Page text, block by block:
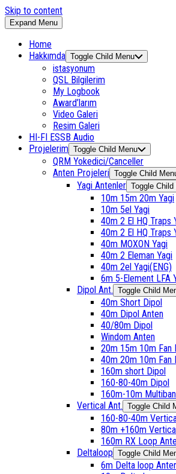
Skip to content
Expand Menu
Home
Hakkımda Toggle Child Menu
istasyonum
QSL Bilgilerim
My Logbook
Award’larım
Video Galeri
Resim Galeri
HI-FI ESSB Audio
Projelerim Toggle Child Menu
QRM Yokedici/Canceller
Anten Projeleri Toggle Child
Yagi Antenler Toggle Child
10m 15m 20m Yagi
10m 5el Yagi
40m 2 El HQ Traps
40m 2 El HQ Traps
40m MOXON Yagi
40m 2 Eleman Yagi
40m 2el Yagi(ENG)
6m 5-Element LFA
Dipol Ant. Toggle Child
40m Short Dipol
40m Dipol Anten
40/80m Dipol
Windom Anten
20m 15m 10m Fan
40m 20m 10m Fan
160m short Dipol
160-80-40m Dipol
160m-10m
Vertical Ant. Toggle Child
160-80-40m
80m +160m
160m RX Loop
Deltaloop Toggle Child
6m Delta loop